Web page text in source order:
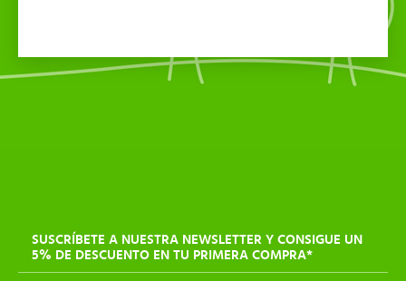
SUSCRÍBETE A NUESTRA NEWSLETTER Y CONSIGUE UN
5% DE DESCUENTO EN TU PRIMERA COMPRA*